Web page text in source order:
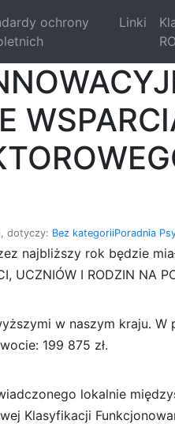
ochrony
Linki
dotyczy: Bez kategoriiPoradnia
najbliższy rok będzie
UCZNIÓW I RODZIN NA
w naszym kraju.
199 875 zł.
lokalnie
Klasyfikacji